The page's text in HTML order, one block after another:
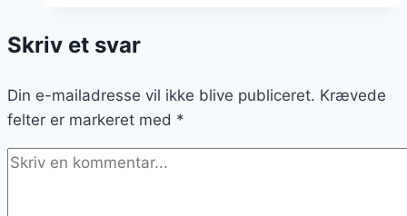
friskt
velsmagende
Skriv et svar
Din e-mailadresse vil ikke blive publiceret. Krævede
felter er markeret med *